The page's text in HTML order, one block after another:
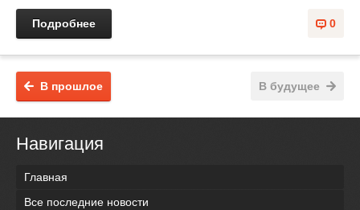
0
Подробнее
В будущее
В прошлое
Навигация
Главная
Все последние новости